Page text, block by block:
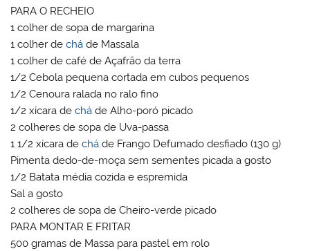
PARA O RECHEIO
1 colher de sopa de margarina
1 colher dechá de Massala
1 colher de café de Açafrão da terra
1/2 Cebola pequena cortada em cubos pequenos
1/2 Cenoura ralada no ralo fino
1/2 xícara dechá de Alho-poró picado
2 colheres de sopa de Uva-passa
1 1/2 xícara dechá de Frango Defumado desfiado (130 g)
Pimenta dedo-de-moça sem sementes picada a gosto
1/2 Batata média cozida e espremida
Sal a gosto
2 colheres de sopa de Cheiro-verde picado
PARA MONTAR E FRITAR
500 gramas de Massa para pastel em rolo